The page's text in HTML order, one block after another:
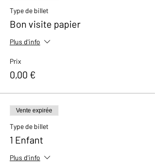
de 10% valable dans notre boutique.
Type de billet
Bon visite papier
Plus d'info
Prix
0,00 €
Vente expirée
Type de billet
1 Enfant
Plus d'info